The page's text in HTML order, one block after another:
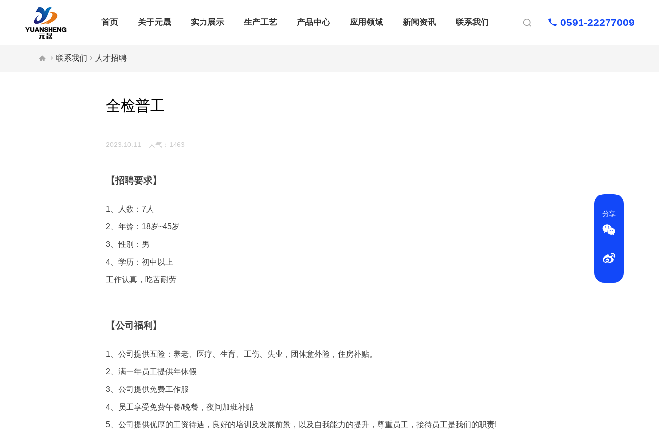
首页 关于元晟 实力展示 生产工艺 产品中心 应用领域 新闻资讯 联系我们  0591-22277009
  联系我们  人才招聘
全检普工
2023.10.11 人气：1463
【招聘要求】
1、人数：7人
2、年龄：18岁~45岁
3、性别：男
4、学历：初中以上
工作认真，吃苦耐劳
【公司福利】
1、公司提供五险：养老、医疗、生育、工伤、失业，团体意外险，住房补贴。
2、满一年员工提供年休假
3、公司提供免费工作服
4、员工享受免费午餐/晚餐，夜间加班补贴
5、公司提供优厚的工资待遇，良好的培训及发展前景，以及自我能力的提升，尊重员工，接待员工是我们的职责!
分享

